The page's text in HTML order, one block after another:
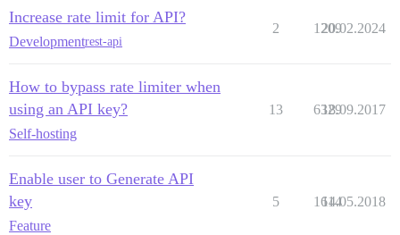
Increase rate limit for API?
Developmentrest-api
2 1209
20.02.2024
How to bypass rate limiter when
using an API key?
Self-hosting
13 6329
18.09.2017
Enable user to Generate API
key
Feature
5 1614
14.05.2018